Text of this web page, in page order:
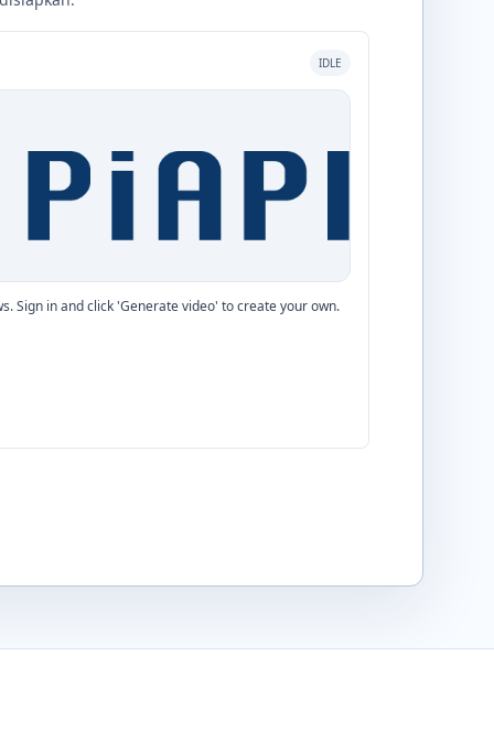
IDLE
Sign in and click 'Generate video' to create your own.